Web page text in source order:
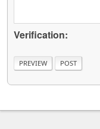
Verification: